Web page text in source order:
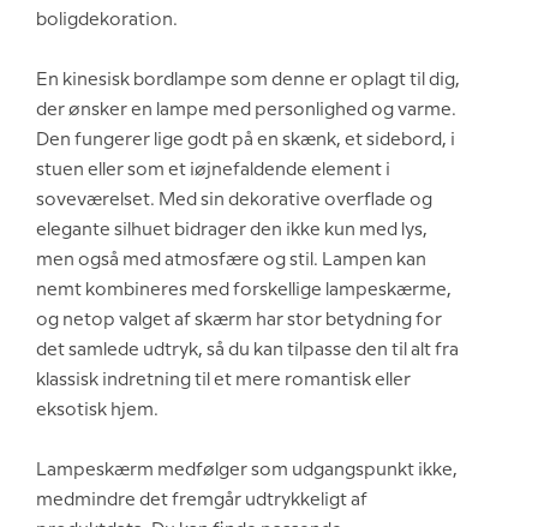
boligdekoration.
En kinesisk bordlampe som denne er oplagt til dig,
der ønsker en lampe med personlighed og varme.
Den fungerer lige godt på en skænk, et sidebord, i
stuen eller som et iøjnefaldende element i
soveværelset. Med sin dekorative overflade og
elegante silhuet bidrager den ikke kun med lys,
men også med atmosfære og stil. Lampen kan
nemt kombineres med forskellige lampeskærme,
og netop valget af skærm har stor betydning for
det samlede udtryk, så du kan tilpasse den til alt fra
klassisk indretning til et mere romantisk eller
eksotisk hjem.
Lampeskærm medfølger som udgangspunkt ikke,
medmindre det fremgår udtrykkeligt af